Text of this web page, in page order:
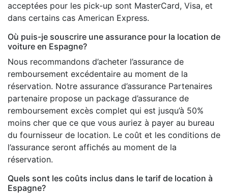
acceptées pour les pick-up sont MasterCard, Visa, et
dans certains cas American Express.
Où puis-je souscrire une assurance pour la location de
voiture en Espagne?
Nous recommandons d’acheter l’assurance de
remboursement excédentaire au moment de la
réservation. Notre assurance d’assurance Partenaires
partenaire propose un package d’assurance de
remboursement excès complet qui est jusqu’à 50%
moins cher que ce que vous auriez à payer au bureau
du fournisseur de location. Le coût et les conditions de
l’assurance seront affichés au moment de la
réservation.
Quels sont les coûts inclus dans le tarif de location à
Espagne?